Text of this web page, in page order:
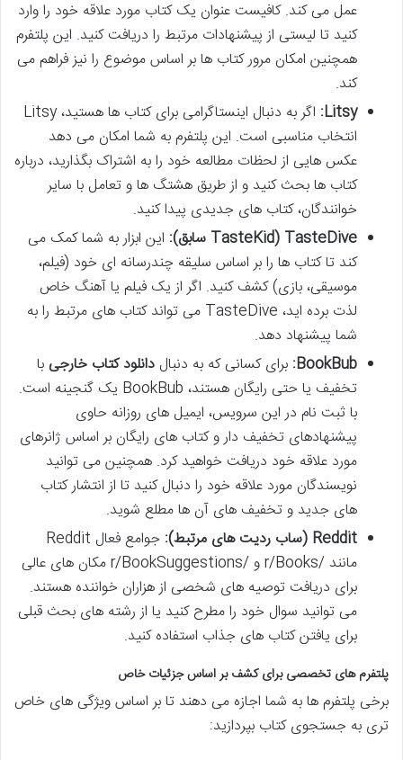
عمل می کند. کافیست عنوان یک کتاب مورد علاقه خود را وارد
کنید تا لیستی از پیشنهادات مرتبط را دریافت کنید. این پلتفرم
همچنین امکان مرور کتاب ها بر اساس موضوع را نیز فراهم می
کند.
Litsy:
اگر به دنبال اینستاگرامی برای کتاب ها هستید، Litsy
انتخاب مناسبی است. این پلتفرم به شما امکان می دهد
عکس هایی از لحظات مطالعه خود را به اشتراک بگذارید، درباره
کتاب ها بحث کنید و از طریق هشتگ ها و تعامل با سایر
خوانندگان، کتاب های جدیدی پیدا کنید.
TasteDive (TasteKid سابق):
این ابزار به شما کمک می
کند تا کتاب ها را بر اساس سلیقه چندرسانه ای خود (فیلم،
موسیقی، بازی) کشف کنید. اگر از یک فیلم یا آهنگ خاص
لذت برده اید، TasteDive می تواند کتاب های مرتبط را به
شما پیشنهاد دهد.
BookBub: برای کسانی که به دنبال دانلود کتاب خارجیبا
تخفیف یا حتی رایگان هستند، BookBub یک گنجینه است.
با ثبت نام در این سرویس، ایمیل های روزانه حاوی
پیشنهادهای تخفیف دار و کتاب های رایگان بر اساس ژانرهای
مورد علاقه خود دریافت خواهید کرد. همچنین می توانید
نویسندگان مورد علاقه خود را دنبال کنید تا از انتشار کتاب
های جدید و تخفیف های آن ها مطلع شوید.
Reddit (ساب ردیت های مرتبط):
جوامع فعال Reddit
مانند /r/Books و /r/BookSuggestions مکان های عالی
برای دریافت توصیه های شخصی از هزاران خواننده هستند.
می توانید سوال خود را مطرح کنید یا از رشته های بحث قبلی
برای یافتن کتاب های جذاب استفاده کنید.
پلتفرم های تخصصی برای کشف بر اساس جزئیات خاص
برخی پلتفرم ها به شما اجازه می دهند تا بر اساس ویژگی های خاص
تری به جستجوی کتاب بپردازید: